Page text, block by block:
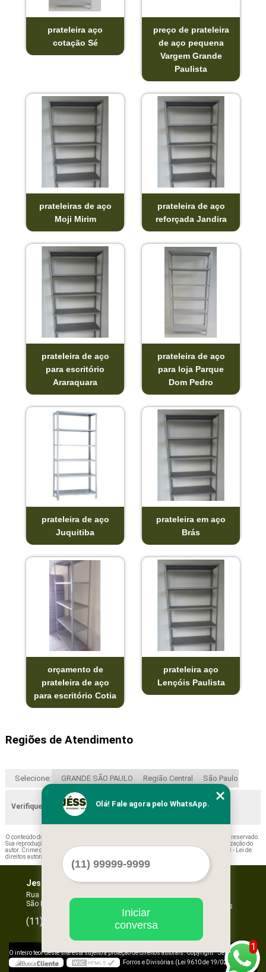
prateleira aço
cotação Sé
preço de prateleira
de aço pequena
Vargem Grande
Paulista
prateleiras de aço
Moji Mirim
prateleira de aço
reforçada Jandira
prateleira de aço
para escritório
Araraquara
prateleira de aço
para loja Parque
Dom Pedro
prateleira de aço
Juquitiba
prateleira em aço
Brás
orçamento de
prateleira de aço
para escritório Cotia
prateleira aço
Lençóis Paulista
Regiões de Atendimento
Selecione: GRANDE SÃO PAULO Região Central São Paulo
Verifique as regiões que atendemos
O conteúdo do texto "
" é de direito reservado.
Sua reprodução, parcial ou total, mesmo citando nossos links, é proibida sem a autorização do
autor. Crime de violação de direito autoral – artigo 184 do Código Penal – Lei 9610/98 - Lei de
direitos autorais
Jessica Forros e Divisórias
Rua Oscar Horta, 269 - Mooca
São Paulo - SP - CEP: 03105-110
(11)
Serviços
O inteiro teor deste site está sujeito à proteção de direitos autorais. Copyright Jessica
Forros e Divisórias (Lei 9610 de 19/02/1998)
1
Olá! Fale agora pelo WhatsApp.
Iniciar
conversa